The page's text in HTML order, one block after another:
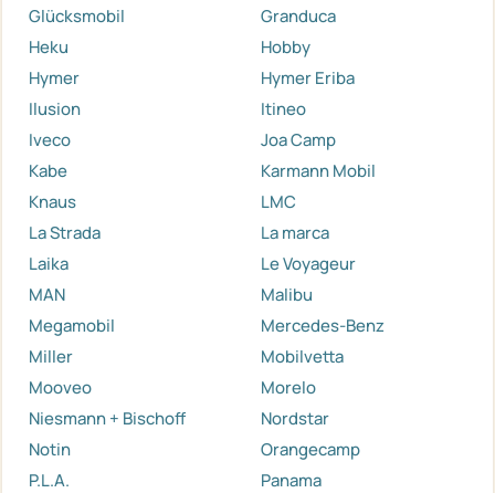
Glücksmobil
Granduca
Heku
Hobby
Hymer
Hymer Eriba
Ilusion
Itineo
Iveco
Joa Camp
Kabe
Karmann Mobil
Knaus
LMC
La Strada
La marca
Laika
Le Voyageur
MAN
Malibu
Megamobil
Mercedes-Benz
Miller
Mobilvetta
Mooveo
Morelo
Niesmann + Bischoff
Nordstar
Notin
Orangecamp
P.L.A.
Panama